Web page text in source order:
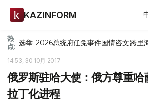
KAZINFORM
热
点: 选举-2026总统府任免事件国情咨文跨里
14:53, 30 10月 2017
俄罗斯驻哈大使：俄方尊重哈
拉丁化进程